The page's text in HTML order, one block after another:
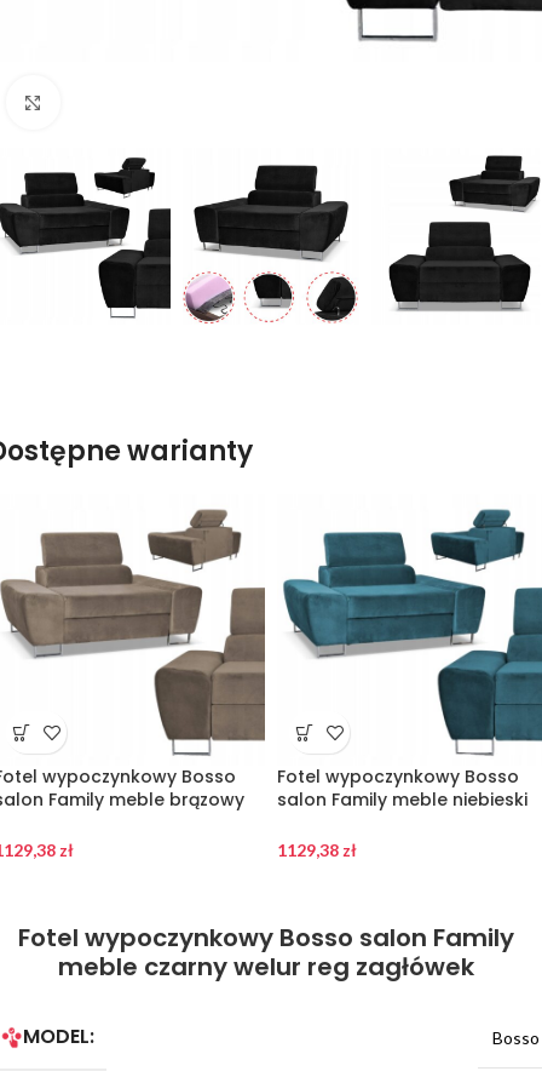
warianty
wypoczynkowy Bosso
Family meble brązowy
zł
Fotel wypoczynkowy Bosso
salon Family meble niebieski
1129,38 zł
Fotel wypoczynkowy Bosso salon Family
meble czarny welur reg zagłówek
MODEL: Bosso